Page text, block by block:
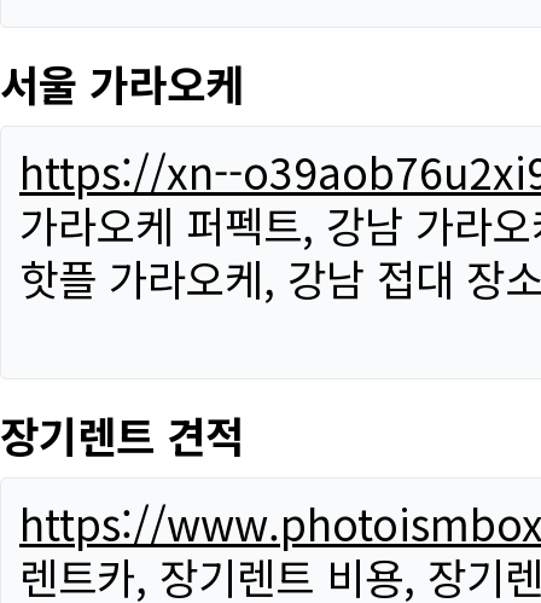
서울 가라오케
https://xn--
가라오케 퍼펙트, 강남 가라
핫플 가라오케, 강남 접대 장
장기렌트 견적
https://
렌트카, 장기렌트 비용, 장기